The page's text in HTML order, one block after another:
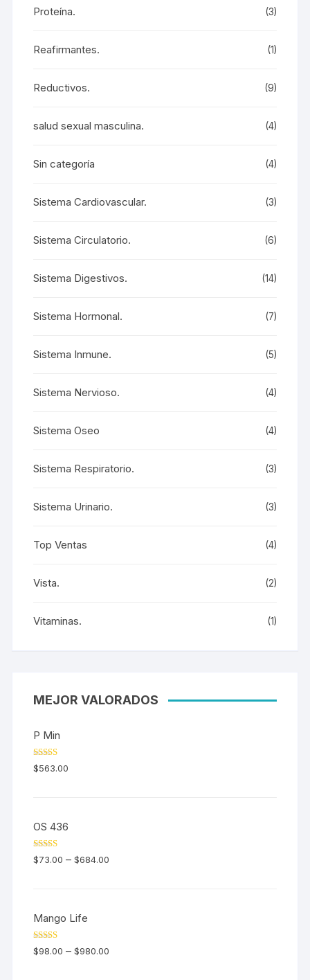
Proteína. (3)
Reafirmantes. (1)
Reductivos. (9)
salud sexual masculina. (4)
Sin categoría (4)
Sistema Cardiovascular. (3)
Sistema Circulatorio. (6)
Sistema Digestivos. (14)
Sistema Hormonal. (7)
Sistema Inmune. (5)
Sistema Nervioso. (4)
Sistema Oseo (4)
Sistema Respiratorio. (3)
Sistema Urinario. (3)
Top Ventas (4)
Vista. (2)
Vitaminas. (1)
MEJOR VALORADOS
P Min
Valorado en
5.00de 5
$563.00
OS 436
Valorado en
5.00de 5
$73.00 –$684.00
Mango Life
Valorado en
5.00de 5
$98.00 –$980.00